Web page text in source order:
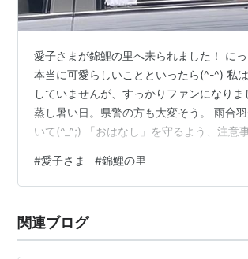
愛子さまが錦鯉の里へ来られました！ にっ
本当に可愛らしいことといったら(^-^) 私
していませんが、すっかりファンになり
蒸し暑い日。県警の方も大変そう。 雨合
いて(^_^;) 「おはなし」を守るよう、注意
いますか？ と言われ、お隣さんと「泣かな
言って。 いやいや、泣いてもいいよね、
行きまして。 疲れてぐっすり。 余韻に浸
旅行に行っていた兄さんが急遽、今日帰り
#愛子さま #錦鯉の里
関連ブログ